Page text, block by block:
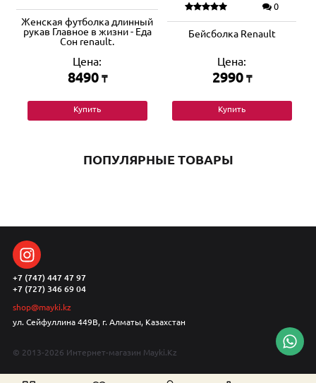
Женская футболка длинный
рукав Главное в жизни - Еда
Сон renault.
Цена:
8490 ₸
Купить
0
Бейсболка Renault
Цена:
2990 ₸
Купить
ПОПУЛЯРНЫЕ ТОВАРЫ
+7 (747) 447 47 97
+7 (727) 346 69 04
shop@mayki.kz
ул. Сейфуллина 449В, г. Алматы, Казахстан
© 2013-2026 Интернет-магазин Mayki.Kz